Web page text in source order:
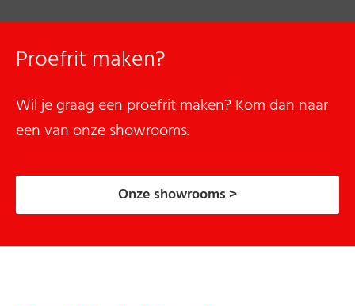
Proefrit maken?
Wil je graag een proefrit maken? Kom dan naar
een van onze showrooms.
Onze showrooms >